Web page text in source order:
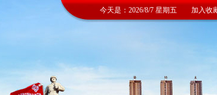
今天是：2026/8/7 星期五 加入收